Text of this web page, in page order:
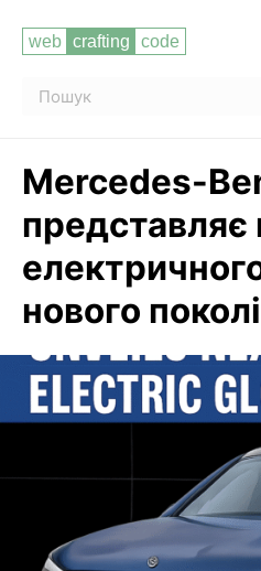
Mercedes-
представляє
нового
Читати